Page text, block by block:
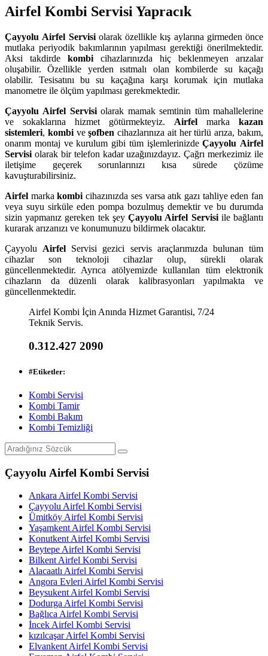
Airfel Kombi Servisi Yapracık
Çayyolu Airfel Servisi olarak özellikle kış aylarına girmeden önce
mutlaka periyodik bakımlarının yapılması gerektiği önerilmektedir.
Aksi takdirde kombi cihazlarınızda hiç beklenmeyen arızalar
oluşabilir. Özellikle yerden ısıtmalı olan kombilerde su kaçağı
olabilir. Tesisatını bu su kaçağına karşı korumak için mutlaka
manometre ile ölçüm yapılması gerekmektedir.
Çayyolu Airfel Servisiolarak mamak semtinin tüm mahallelerine
ve sokaklarına hizmet götürmekteyiz. Airfel marka kazan
sistemleri, kombi veşofben cihazlarınıza ait her türlü arıza, bakım,
onarım montaj ve kurulum gibi tüm işlemlerinizdeÇayyolu Airfel
Servisi olarak bir telefon kadar uzağınızdayız. Çağrı merkezimiz ile
iletişime geçerek sorunlarınızı kısa sürede çözüme
kavuşturabilirsiniz.
Airfel markakombicihazınızda ses varsa atık gazı tahliye eden fan
veya suyu sirküle eden pompa bozulmuş demektir ve bu durumda
sizin yapmanız gereken tek şeyÇayyolu Airfel Servisi ile bağlantı
kurarak arızanızı ve konumunuzu bildirmek olacaktır.
Çayyolu Airfel Servisi gezici servis araçlarımızda bulunan tüm
cihazlar son teknoloji cihazlar olup, sürekli olarak
güncellenmektedir. Ayrıca atölyemizde kullanılan tüm elektronik
cihazların da düzenli olarak kalibrasyonları yapılmakta ve
güncellenmektedir.
Airfel Kombi İçin Anında Hizmet Garantisi, 7/24
Teknik Servis.
0.312.427 2090
#Etiketler:
Kombi Servisi
Kombi Tamir
Kombi Bakım
Kombi Temizliği
Çayyolu Airfel Kombi Servisi
Ankara Airfel Kombi Servisi
Çayyolu Airfel Kombi Servisi
Ümitköy Airfel Kombi Servisi
Yaşamkent Airfel Kombi Servisi
Konutkent Airfel Kombi Servisi
Beytepe Airfel Kombi Servisi
Bilkent Airfel Kombi Servisi
Alacaatlı Airfel Kombi Servisi
Angora Evleri Airfel Kombi Servisi
Beysukent Airfel Kombi Servisi
Dodurga Airfel Kombi Servisi
Bağlıca Airfel Kombi Servisi
İncek Airfel Kombi Servisi
kızılcaşar Airfel Kombi Servisi
Elvankent Airfel Kombi Servisi